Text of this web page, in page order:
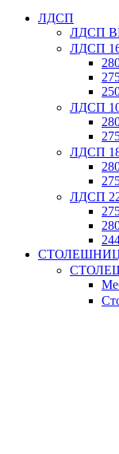
ЛДСП
ЛДСП
ЛДСП
ЛДСП
ЛДСП
ЛДСП